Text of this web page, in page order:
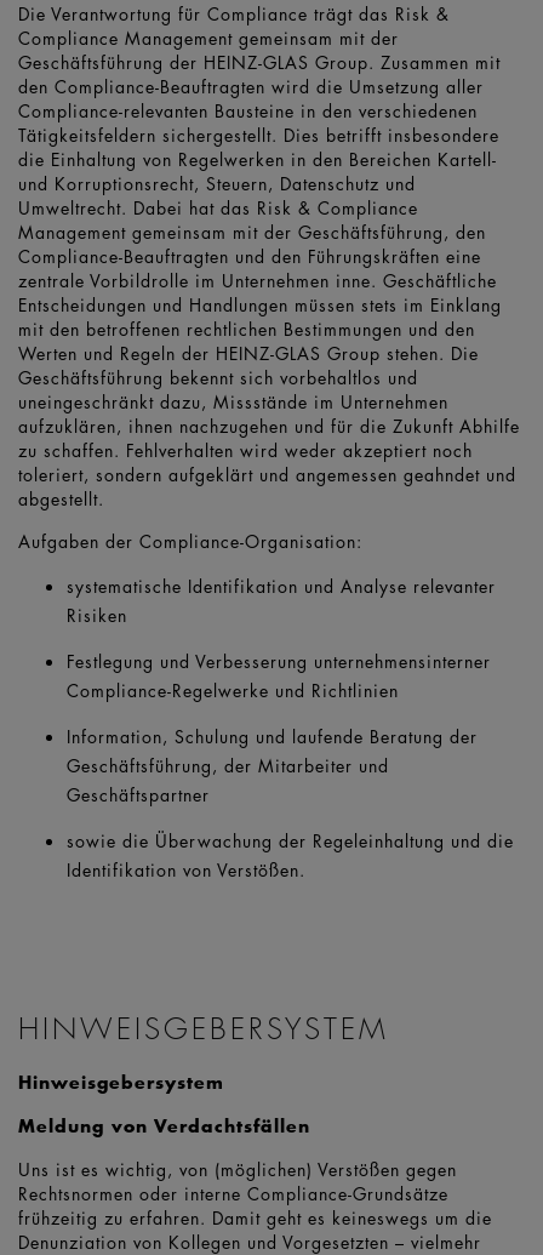
Die Verantwortung für Compliance trägt das Risk &
Compliance Management gemeinsam mit der
Geschäftsführung der HEINZ-GLAS Group. Zusammen mit
den Compliance-Beauftragten wird die Umsetzung aller
Compliance-relevanten Bausteine in den verschiedenen
Tätigkeitsfeldern sichergestellt. Dies betrifft insbesondere
die Einhaltung von Regelwerken in den Bereichen Kartell-
und Korruptionsrecht, Steuern, Datenschutz und
Umweltrecht. Dabei hat das Risk & Compliance
Management gemeinsam mit der Geschäftsführung, den
Compliance-Beauftragten und den Führungskräften eine
zentrale Vorbildrolle im Unternehmen inne. Geschäftliche
Entscheidungen und Handlungen müssen stets im Einklang
mit den betroffenen rechtlichen Bestimmungen und den
Werten und Regeln der HEINZ-GLAS Group stehen. Die
Geschäftsführung bekennt sich vorbehaltlos und
uneingeschränkt dazu, Missstände im Unternehmen
aufzuklären, ihnen nachzugehen und für die Zukunft Abhilfe
zu schaffen. Fehlverhalten wird weder akzeptiert noch
toleriert, sondern aufgeklärt und angemessen geahndet und
abgestellt.
Aufgaben der Compliance-Organisation:
systematische Identifikation und Analyse relevanter
Risiken
Festlegung und Verbesserung unternehmensinterner
Compliance-Regelwerke und Richtlinien
Information, Schulung und laufende Beratung der
Geschäftsführung, der Mitarbeiter und
Geschäftspartner
sowie die Überwachung der Regeleinhaltung und die
Identifikation von Verstößen.
HINWEISGEBERSYSTEM
Hinweisgebersystem
Meldung von Verdachtsfällen
Uns ist es wichtig, von (möglichen) Verstößen gegen
Rechtsnormen oder interne Compliance-Grundsätze
frühzeitig zu erfahren. Damit geht es keineswegs um die
Denunziation von Kollegen und Vorgesetzten – vielmehr